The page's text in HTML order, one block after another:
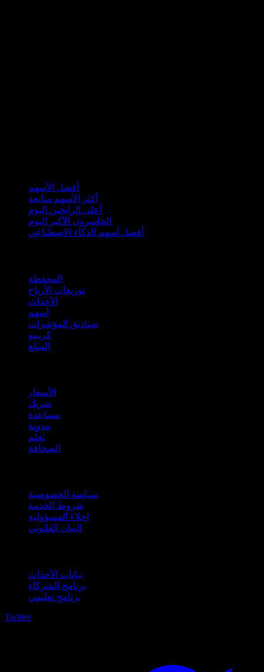
أفضل الأسهم
أكثر الأسهم متابعة
أعلى الرابحين اليوم
الخاسرون الأكبر اليوم
أفضل أسهم الذكاء الاصطناعي
المحفظة
توزيعات الأرباح
الأحداث
أسهم
صناديق المؤشرات
كريبتو
السلع
الأسعار
شريك
مساعدة
مدونة
تعلّم
الصحافة
سياسة الخصوصية
شروط الخدمة
إخلاء المسؤولية
البيان القانوني
بيانات الأحداث
برنامج الشركاء
برنامج تعليمي
Twitter